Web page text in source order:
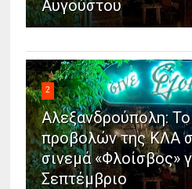
Αυγούστου
2
Αλεξανδρούπολη:
προβολών της ΚΛΑ
σινεμά «Φλοίσβος»
Σεπτέμβριο